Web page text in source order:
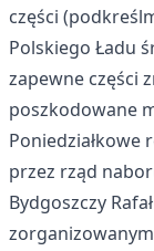
części
Polskiego Ładu
zapewne części
poszkodowane
Poniedziałkowe
przez rząd
Bydgoszczy